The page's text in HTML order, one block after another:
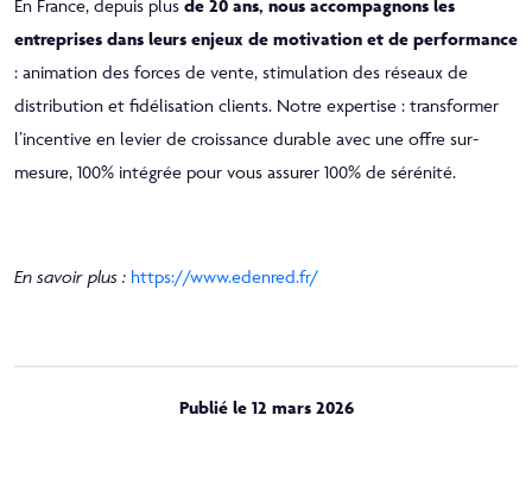
En France, depuis plus de 20 ans, nous accompagnons les
entreprises dans leurs enjeux de motivation et de performance
: animation des forces de vente, stimulation des réseaux de
distribution et fidélisation clients. Notre expertise : transformer
l’incentive en levier de croissance durable avec une offre sur-
mesure, 100% intégrée pour vous assurer 100% de sérénité.
En savoir plus : https://www.edenred.fr/
Publié le 12 mars 2026